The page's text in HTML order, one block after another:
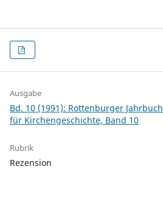
Ausgabe
Bd. 10 (1991): Rottenburger Jahrbuch
für Kirchengeschichte, Band 10
Rubrik
Rezension